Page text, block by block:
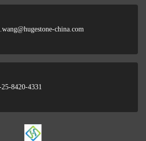
china.com
8420-4331